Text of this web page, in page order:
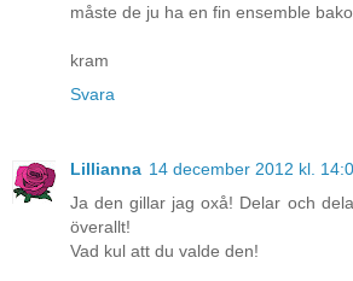
måste de ju ha en fin ensemble
kram
Svara
Lillianna 14 december 2012 kl.
Ja den gillar jag oxå! Delar och
överallt!
Vad kul att du valde den!